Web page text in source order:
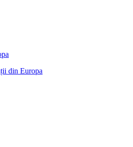
din Europa